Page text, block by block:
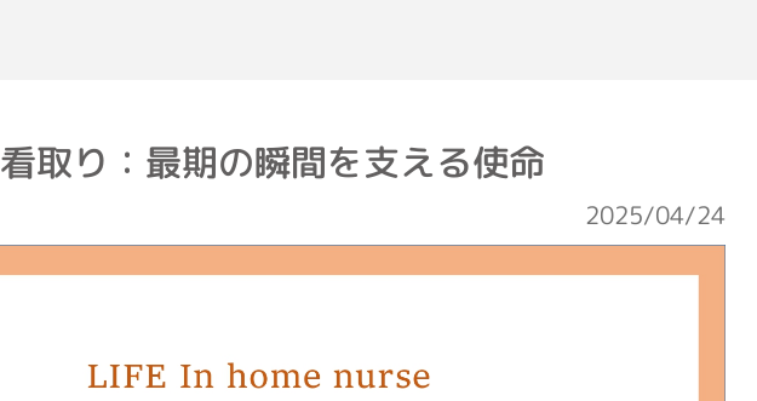
取り：最期の瞬間を支える使命
2025/04/24